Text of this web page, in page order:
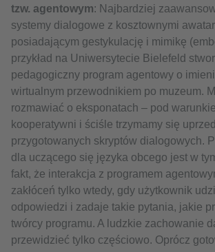
tzw. agentowym: Najbardziej
systemy dialogowe z kosztownymi
posiadającym gestykulację i mimikę
przykład na Uniwersytecie Bielefeld
pedagogiczny program agentowy o
wirtualnym przewodnikiem po muzeum.
rozmawiać o eksponatach – pod
kooperatywni i ściśle trzymamy się
przygotowanych skryptów dialogowych.
dla uczącego się języka obcego jest w
fakt, że interakcja z programem
zakłóceń tylko wtedy, gdy użytkownik
odpowiedzi i zadaje takie pytania, jakie
twórcy programu. A ludzkie zachowanie
przewidzieć tylko częściowo. Oprócz